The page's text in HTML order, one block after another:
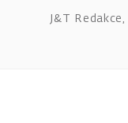
J&T Redakce,